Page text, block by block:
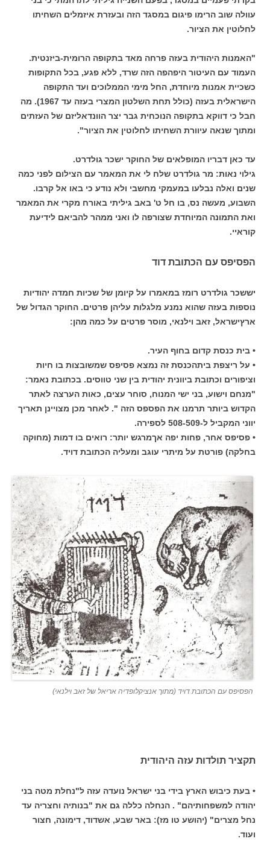
עוולה שוב הרימו פיגום במסגד הזה ובעזרת איזמלים השחיתו
לחלוטין את הציור.
"האמנות היהודית בעזה פרחה מאד בתקופה הרומית-ביזנטית.
העמוד עם העיטור היפהפה הזה שרד, ללא פגע, בכל התקופות
כשכיית אמנות מיוחדת, החל מימי הממלוכים ועד התקופה
הישראלית בעזה (כולל תחת השלטון המצרי בעזה עד 1967). מה
חבל כי דווקא בתקופה הנוכחית גבר יצר הוונדאליזם של העזתים
ומתוך שנאה עיוורת השחיתו לחלוטין את הציור".
עד כאן דבריו המופלאים של החוקר ישכר גולדרט.
גילוי נאות: מר גולדרט שלח לי את המאמר עם הצילום לפני כמה
שנים ואלה נבלעו במעמקי מחשבי ולא נודע כי באו אל קרבו.
השבוע, מעשה נס, בו חל ט' באב גיליתי באורח מקרי את המאמר
ואת התמונה המיוחדת שצורפה לו ואני ממהר להביאם לידיעת
קוראיי.
הפסיפס עם הכתובת דוד
יששכר גולדרט רומז במאמרו על קיומן של שכיות חמדה יהודיות
נוספות בעזה שהוא נמנע מלגלות עליהן פרטים. החוקר הגדול של
ארץישראל, זאב וילנאי, מוסר פרטים על כמה מהן:
• בית כנסת קדום בחוף העיר.
• על ריצפת ביתהכנסת זה נמצא פסיפס שמשובצות בו חיות
וציפורים וכתובת ביוונית יהודית בין שני טווסים. בכתובת נאמר:
"מנחם וישוע, בני ישי המנוח, סוחר עצים, כאות הערצה לאתר
הקדוש ביותר תרמנו את הפספס הזה ". לאחר מכן מצויינן תאריך
יווני המקביל ל-508-509 לספירה.
• פסיפס אחר, פחות יפה אךמרגש יותר: רואים בו דמות (מחוקה
בחלקה) פורטת על מיתרי עוגב ומעליה הכתובת דויד.
הפסיפס עם הכתובת דויד (מתוך אנציקלופדיה אריאל של זאב וילנאי)
תקציר תולדות עזה היהודית
• בעת כיבוש הארץ בידי בני ישראל נועדה עזה ל"נחלת מטה בני
יהודה למשפחותיהם" . הנחלה כללה גם את "בנותיה וחצריה עד
נחל מצרים" (יהושע טו מז): באר שבע, אשדוד, דימונה, חצור
ועוד.